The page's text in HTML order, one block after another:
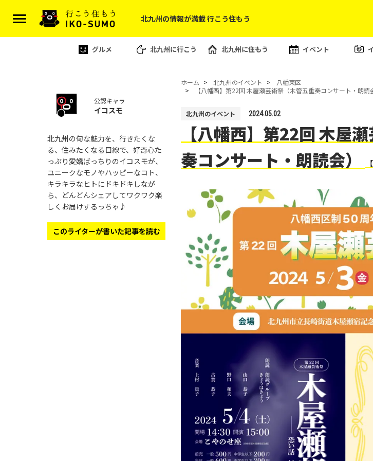
北九州の情報が満載 行こう住もう
グルメ 北九州に行こう 北九州に住もう イベント
ホーム 北九州のイベント
八幡東区
【八幡西】第22回 木屋瀬芸術祭（木管五重奏コンサート・朗読
北九州のイベント 2024.05.02
【八幡西】第22回 木屋
奏コンサート・朗読会）
公認キャラ
イコスモ
北九州の旬な魅力を、行きたくな
る、住みたくなる目線で、好奇心た
っぷり愛嬌ばっちりのイコスモが、
ユニークなモノやハッピーなコト、
キラキラなヒトにドキドキしなが
ら、どんどんシェアしてワクワク楽
しくお届けするっちゃ♪
このライターが書いた記事を読む